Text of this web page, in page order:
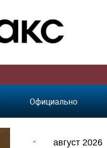
Официально
август 2026